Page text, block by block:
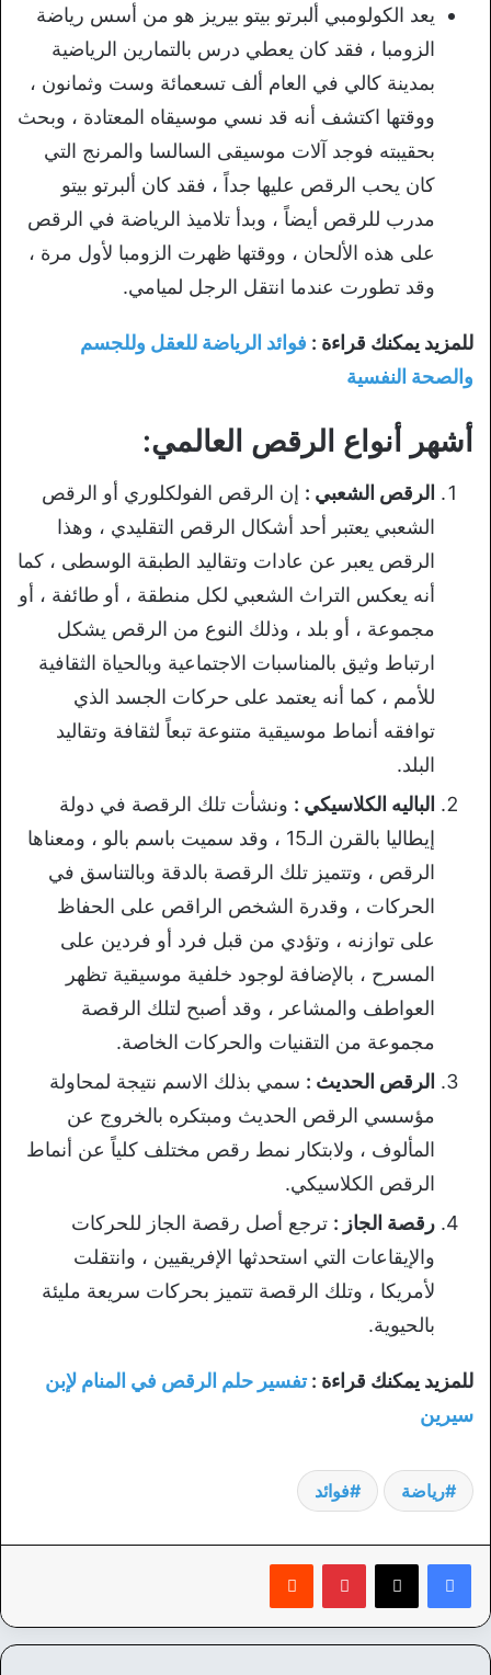
يعد الكولومبي ألبرتو بيتو بيريز هو من أسس رياضة
الزومبا ، فقد كان يعطي درس بالتمارين الرياضية
بمدينة كالي في العام ألف تسعمائة وست وثمانون ،
ووقتها اكتشف أنه قد نسي موسيقاه المعتادة ، وبحث
بحقيبته فوجد آلات موسيقى السالسا والمرنج التي
كان يحب الرقص عليها جداً ، فقد كان ألبرتو بيتو
مدرب للرقص أيضاً ، وبدأ تلاميذ الرياضة في الرقص
على هذه الألحان ، ووقتها ظهرت الزومبا لأول مرة ،
وقد تطورت عندما انتقل الرجل لميامي.
للمزيد يمكنك قراءة : فوائد الرياضة للعقل وللجسم
والصحة النفسية
أشهر أنواع الرقص العالمي:
الرقص الشعبي : إن الرقص الفولكلوري أو الرقص
الشعبي يعتبر أحد أشكال الرقص التقليدي ، وهذا
الرقص يعبر عن عادات وتقاليد الطبقة الوسطى ، كما
أنه يعكس التراث الشعبي لكل منطقة ، أو طائفة ، أو
مجموعة ، أو بلد ، وذلك النوع من الرقص يشكل
ارتباط وثيق بالمناسبات الاجتماعية وبالحياة الثقافية
للأمم ، كما أنه يعتمد على حركات الجسد الذي
توافقه أنماط موسيقية متنوعة تبعاً لثقافة وتقاليد
البلد.
الباليه الكلاسيكي : ونشأت تلك الرقصة في دولة
إيطاليا بالقرن الـ15 ، وقد سميت باسم بالو ، ومعناها
الرقص ، وتتميز تلك الرقصة بالدقة وبالتناسق في
الحركات ، وقدرة الشخص الراقص على الحفاظ
على توازنه ، وتؤدي من قبل فرد أو فردين على
المسرح ، بالإضافة لوجود خلفية موسيقية تظهر
العواطف والمشاعر ، وقد أصبح لتلك الرقصة
مجموعة من التقنيات والحركات الخاصة.
الرقص الحديث : سمي بذلك الاسم نتيجة لمحاولة
مؤسسي الرقص الحديث ومبتكره بالخروج عن
المألوف ، ولابتكار نمط رقص مختلف كلياً عن أنماط
الرقص الكلاسيكي.
رقصة الجاز : ترجع أصل رقصة الجاز للحركات
والإيقاعات التي استحدثها الإفريقيين ، وانتقلت
لأمريكا ، وتلك الرقصة تتميز بحركات سريعة مليئة
بالحيوية.
للمزيد يمكنك قراءة :تفسير حلم الرقص في المنام لإبن
سيرين
رياضة فوائد
بينتيريست